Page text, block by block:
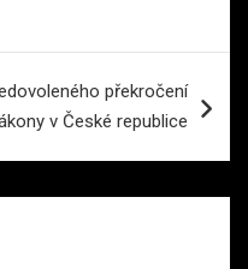
překročení
v České republice